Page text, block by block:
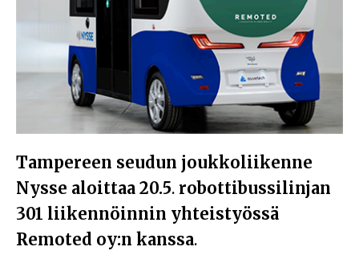
Tampereen seudun joukkoliikenne
Nysse aloittaa 20.5. robottibussilinjan
301 liikennöinnin yhteistyössä
Remoted oy:n kanssa.